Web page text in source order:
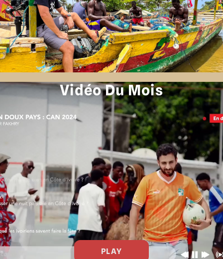
Vidéo Du Mois
PLAY